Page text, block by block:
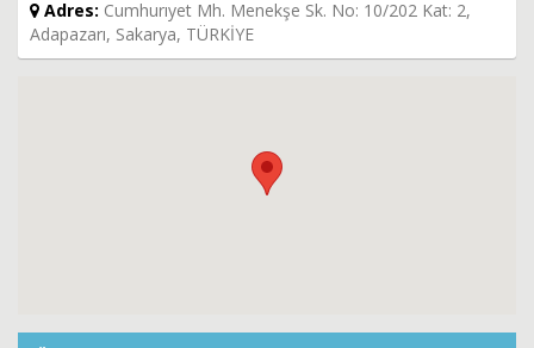
Adres: Cumhurıyet Mh. Menekşe Sk. No: 10/202 Kat: 2,
Adapazarı, Sakarya, TÜRKİYE